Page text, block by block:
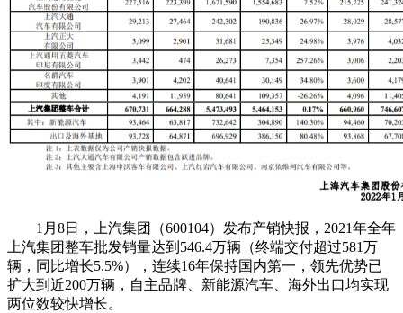
1月8日，上汽集团（600104）发布产销快报，2021年全年
上汽集团整车批发销量达到546.4万辆（终端交付超过581万
辆，同比增长5.5%），连续16年保持国内第一，领先优势已
扩大到近200万辆，自主品牌、新能源汽车、海外出口均实现
两位数较快增长。